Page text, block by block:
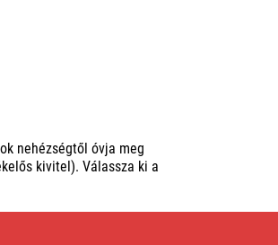
nehézségtől óvja meg
kivitel). Válassza ki a